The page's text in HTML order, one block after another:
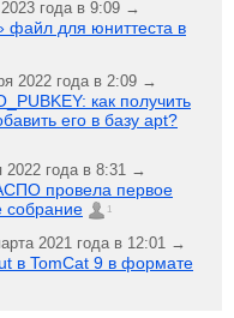
года в 9:09 →
файл для юниттеста в
2022 года в 2:09 →
как получить
его в базу apt?
2022 года в 8:31 →
провела первое
собрание
1
2021 года в 12:01 →
в TomCat 9 в формате